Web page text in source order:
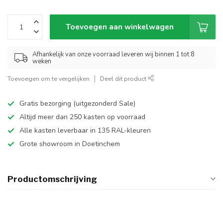
Toevoegen aan winkelwagen
Afhankelijk van onze voorraad leveren wij binnen 1 tot 8
weken
Toevoegen om te vergelijken Deel dit product
Gratis bezorging (uitgezonderd Sale)
Altijd meer dan 250 kasten op voorraad
Alle kasten leverbaar in 135 RAL-kleuren
Grote showroom in Doetinchem
Productomschrijving